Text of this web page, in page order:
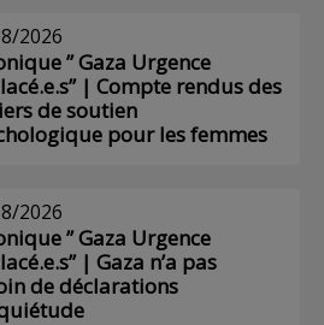
2026
” Gaza Urgence
| Compte rendus des
de soutien
pour les femmes
2026
” Gaza Urgence
| Gaza n’a pas
de déclarations